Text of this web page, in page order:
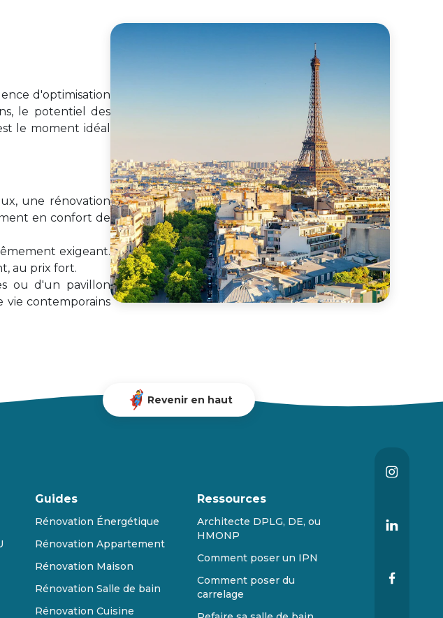
d'optimisation
le potentiel des
le moment idéal
une rénovation
en confort de
exigeant.
au prix fort.
ou d'un pavillon
vie contemporains
Revenir en haut
Guides
Rénovation Énergétique
Rénovation Appartement
Rénovation Maison
Rénovation Salle de bain
Rénovation Cuisine
Ressources
Architecte DPLG, DE, ou
HMONP
Comment poser un IPN
Comment poser du
carrelage